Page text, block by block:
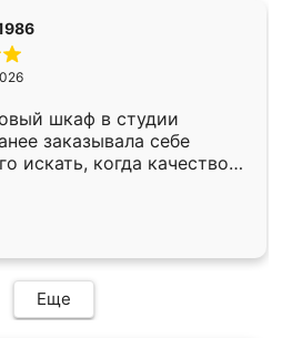
шкаф в студии
заказывала себе
искать, когда качеством
Служит кухня уже почти
нет.
Еще